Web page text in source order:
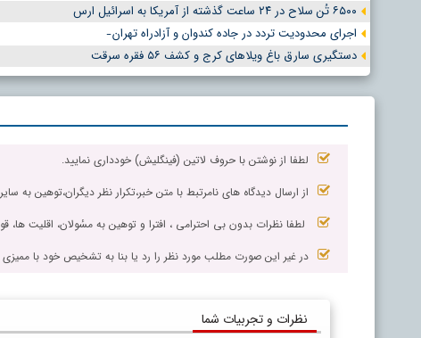
۶۵۰۰ تُن سلاح در ۲۴ ساعت گذشته از آمریکا به اسرائیل ارس
اجرای محدودیت تردد در جاده کندوان و آزادراه تهران ̵
دستگیری سارق باغ ویلاهای کرج و کشف ۵۶ فقره سرقت
لطفا از نوشتن با حروف لاتین (فینگلیش) خودداری نمایید.
از ارسال دیدگاه های نامرتبط با متن خبر،تکرار نظر دیگران،توهین به
لطفا نظرات بدون بی احترامی ، افترا و توهین به مسٔولان، اقلیت
در غیر این صورت مطلب مورد نظر را رد یا بنا به تشخیص خود با ممیزی
نظرات و تجربیات شما